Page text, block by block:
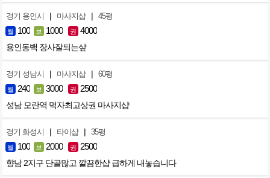
경기 용인시 | 마사지샵 | 45평
월 100 보 1000 권 4000
용인동백 장사잘되는샆
경기 성남시 | 마사지샵 | 60평
월 240 보 3000 권 2500
성남 모란역 먹자최고상권 마사지샵
경기 화성시 | 타이샵 | 35평
월 100 보 2000 권 2500
향남 2지구 단골많고 깔끔한샵 급하게 내놓습니다